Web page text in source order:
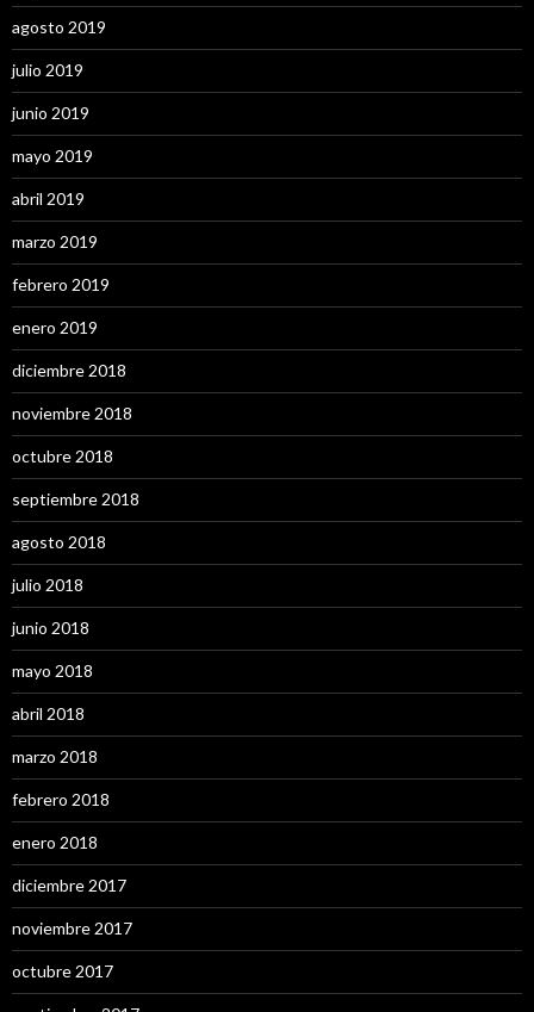
agosto 2019
julio 2019
junio 2019
mayo 2019
abril 2019
marzo 2019
febrero 2019
enero 2019
diciembre 2018
noviembre 2018
octubre 2018
septiembre 2018
agosto 2018
julio 2018
junio 2018
mayo 2018
abril 2018
marzo 2018
febrero 2018
enero 2018
diciembre 2017
noviembre 2017
octubre 2017